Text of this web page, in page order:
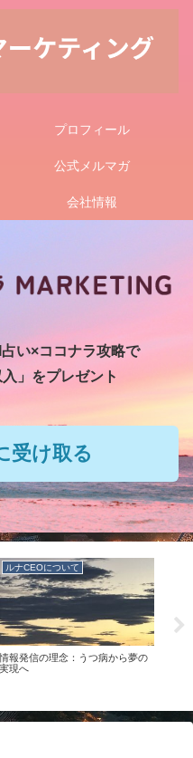
プロフィール
公式メルマガ
会社情報
い×ココナラ攻略で
」をプレゼント
受け取る
ルナCEOについて
情報発信の理念：うつ病から夢の
実現へ